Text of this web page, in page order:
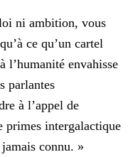
ni ambition, vous
ce qu’un cartel
l’humanité envahisse
parlantes
à l’appel de
primes intergalactique
connu. »